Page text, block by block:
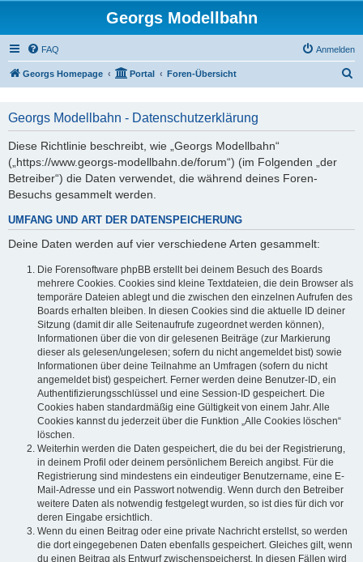
Georgs Modellbahn
FAQ Anmelden
Georgs Homepage Portal Foren-Übersicht
h
Georgs Modellbahn - Datenschutzerklärung
Diese Richtlinie beschreibt, wie „Georgs Modellbahn“
(„https://www.georgs-modellbahn.de/forum“) (im Folgenden „der
Betreiber“) die Daten verwendet, die während deines Foren-
Besuchs gesammelt werden.
UMFANG UND ART DER DATENSPEICHERUNG
Deine Daten werden auf vier verschiedene Arten gesammelt:
Die Forensoftware phpBB erstellt bei deinem Besuch des Boards
mehrere Cookies. Cookies sind kleine Textdateien, die dein Browser als
temporäre Dateien ablegt und die zwischen den einzelnen Aufrufen des
Boards erhalten bleiben. In diesen Cookies sind die aktuelle ID deiner
Sitzung (damit dir alle Seitenaufrufe zugeordnet werden können),
Informationen über die von dir gelesenen Beiträge (zur Markierung
dieser als gelesen/ungelesen; sofern du nicht angemeldet bist) sowie
Informationen über deine Teilnahme an Umfragen (sofern du nicht
angemeldet bist) gespeichert. Ferner werden deine Benutzer-ID, ein
Authentifizierungsschlüssel und eine Session-ID gespeichert. Die
Cookies haben standardmäßig eine Gültigkeit von einem Jahr. Alle
Cookies kannst du jederzeit über die Funktion „Alle Cookies löschen“
löschen.
Weiterhin werden die Daten gespeichert, die du bei der Registrierung,
in deinem Profil oder deinem persönlichem Bereich angibst. Für die
Registrierung sind mindestens ein eindeutiger Benutzername, eine E-
Mail-Adresse und ein Passwort notwendig. Wenn durch den Betreiber
weitere Daten als notwendig festgelegt wurden, so ist dies für dich vor
deren Eingabe ersichtlich.
Wenn du einen Beitrag oder eine private Nachricht erstellst, so werden
die dort eingegebenen Daten ebenfalls gespeichert. Gleiches gilt, wenn
du einen Beitrag als Entwurf zwischenspeicherst. In diesen Fällen wird